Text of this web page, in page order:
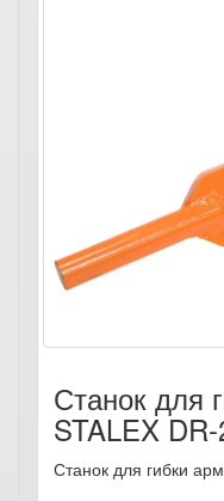
Станок для
STALEX
Станок для гибки